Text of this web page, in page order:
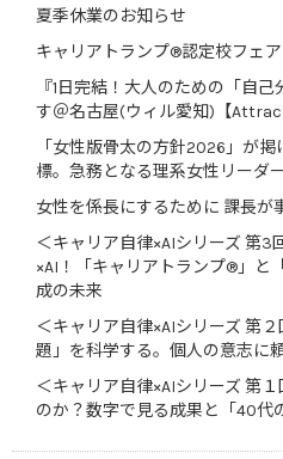
夏季休業のお知らせ
キャリアトランプ®認定校フェ
『1日完結！大人のための「自
す＠名古屋(ウィル愛知)【
「女性版骨太の方針2026」が
標。急務となる理系女性リーダ
女性を係長にするために 課長が
＜キャリア自律×AIシリーズ 第3
×AI！「キャリアトランプ®」と
成の未来
＜キャリア自律×AIシリーズ 第
題」を科学する。個人の意志に
＜キャリア自律×AIシリーズ 第
のか？数字で見る成果と「40代